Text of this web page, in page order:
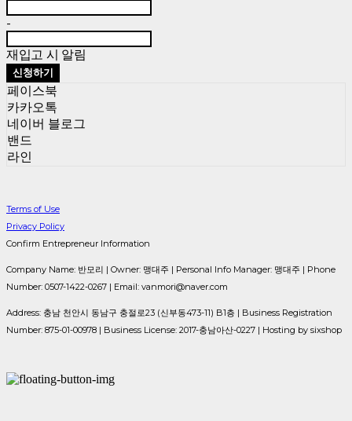
-
재입고 시 알림
신청하기
페이스북
카카오톡
네이버 블로그
밴드
라인
Terms of Use
Privacy Policy
Confirm Entrepreneur Information
Company Name: 반모리 | Owner: 맹대주 | Personal Info Manager: 맹대주 | Phone
Number: 0507-1422-0267 | Email: vanmori@naver.com
Address: 충남 천안시 동남구 충절로23 (신부동473-11) B1층 | Business Registration
Number: 875-01-00978 | Business License: 2017-충남아산-0227 | Hosting by sixshop